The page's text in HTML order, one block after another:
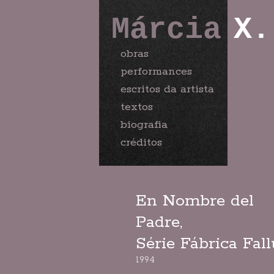
Márcia
obras
performances
escritos da artista
textos
biografia
créditos
X.
En Nombre del
Padre,
Série Fábrica
1994